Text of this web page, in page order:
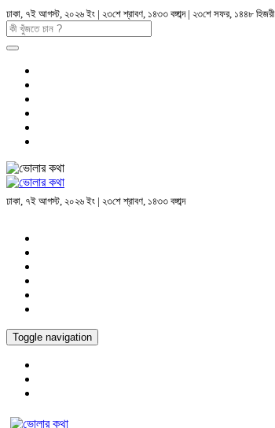
ঢাকা, ৭ই আগস্ট, ২০২৬ ইং | ২৩শে শ্রাবণ, ১৪৩৩ বঙ্গাব্দ | ২৩শে সফর, ১৪৪৮ হিজরী
ঢাকা, ৭ই আগস্ট, ২০২৬ ইং | ২৩শে শ্রাবণ, ১৪৩৩ বঙ্গাব্দ
Toggle navigation